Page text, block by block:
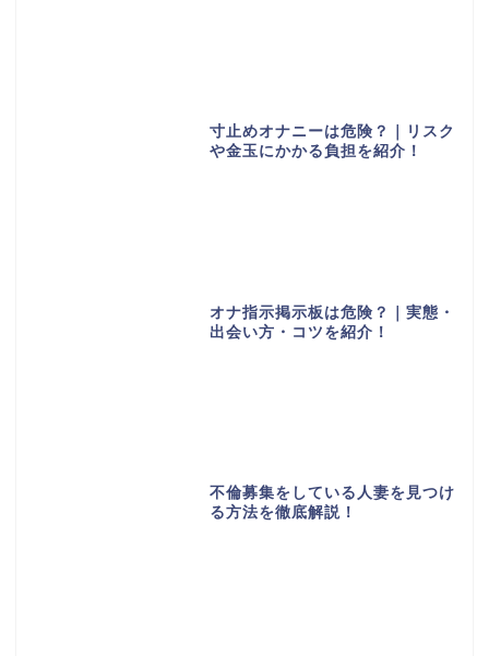
寸止めオナニーは危険？｜リスク
や金玉にかかる負担を紹介！
オナ指示掲示板は危険？｜実態・
出会い方・コツを紹介！
不倫募集をしている人妻を見つけ
る方法を徹底解説！